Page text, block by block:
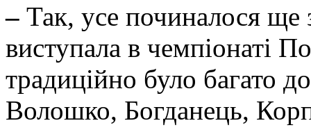
– Так, усе починалося
виступала в чемпіонаті
традиційно було багато
Волошко, Богданець,